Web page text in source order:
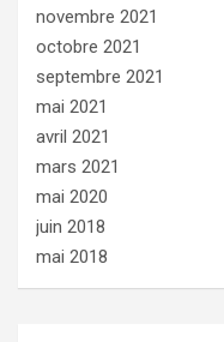
novembre 2021
octobre 2021
septembre 2021
mai 2021
avril 2021
mars 2021
mai 2020
juin 2018
mai 2018